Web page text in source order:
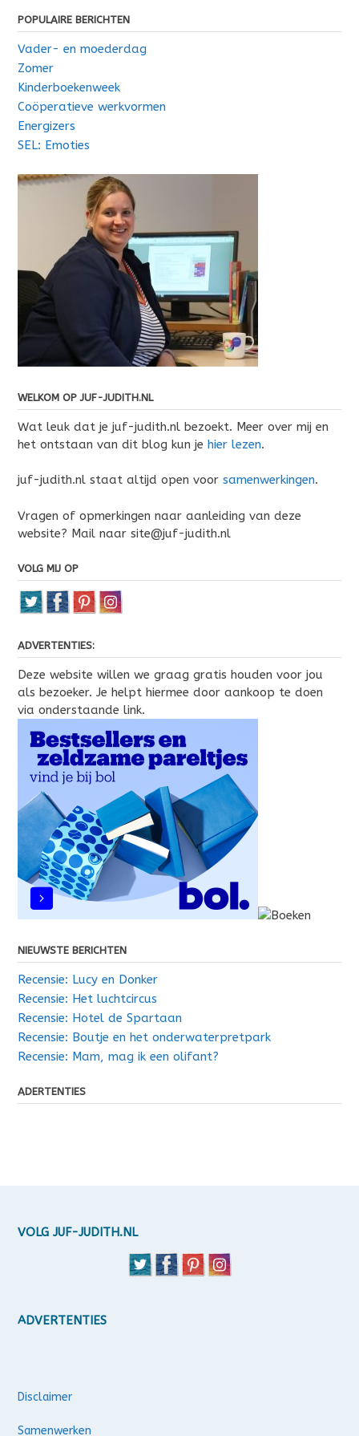
POPULAIRE BERICHTEN
Vader- en moederdag
Zomer
Kinderboekenweek
Coöperatieve werkvormen
Energizers
SEL: Emoties
WELKOM OP JUF-JUDITH.NL
Wat leuk dat je juf-judith.nl bezoekt. Meer over mij en
het ontstaan van dit blog kun je hier lezen.
juf-judith.nl staat altijd open voor samenwerkingen.
Vragen of opmerkingen naar aanleiding van deze
website? Mail naar site@juf-judith.nl
VOLG MIJ OP
ADVERTENTIES:
Deze website willen we graag gratis houden voor jou
als bezoeker. Je helpt hiermee door aankoop te doen
via onderstaande link.
NIEUWSTE BERICHTEN
Recensie: Lucy en Donker
Recensie: Het luchtcircus
Recensie: Hotel de Spartaan
Recensie: Boutje en het onderwaterpretpark
Recensie: Mam, mag ik een olifant?
ADERTENTIES
VOLG JUF-JUDITH.NL
ADVERTENTIES
Disclaimer
Samenwerken